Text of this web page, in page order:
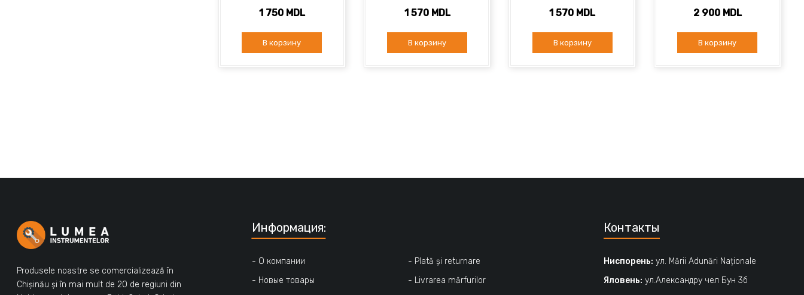
1 750 MDL
В корзину
1 570 MDL
В корзину
1 570 MDL
В корзину
2 900 MDL
В корзину
Produsele noastre se comercializează în
Chișinău și în mai mult de 20 de regiuni din
Информация:
- О компании
- Новые товары
- Plată și returnare
- Livrarea mărfurilor
Контакты
Ниспорень: ул. Mării Adunări Naționale
Яловень: ул.Александру чел Бун 3б